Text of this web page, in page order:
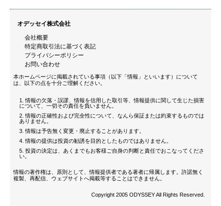
オデッセイ株式会社
会社概要
特定商取引法に基づく表記
プライバシーポリシー
お問い合わせ
本ホームページに掲載されている事項（以下「情報」といいます）について
は、以下の点を十分ご理解ください。
情報の欠落・誤謬、情報を信用した取引等、情報提供に関して生じた損害
について、一切その責任を負いません。
情報の正確性および完全性について、なんら保証または約束するものでは
ありません。
情報は予告無く変更・廃止することがあります。
情報の提供は投資の勧誘を目的としたものではありません。
投資の決定は、あくまでもお客様ご自身の判断と責任でおこなってくださ
い。
情報の著作権は、原則として、情報提供者である著者に帰属します。許諾無く
複製、再配信、ウェブサイトへ掲載等することはできません。
Copyright 2005 ODYSSEY All Rights Reserved.